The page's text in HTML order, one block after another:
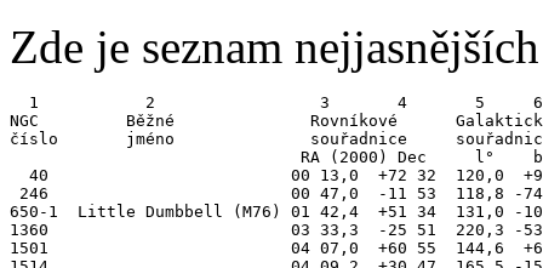
Zde je seznam
1           2                 3       4       5
NGC         Běžné              Rovníkové
číslo       jméno              souřadnice
RA (2000) Dec     l°
40                         00 13,0  +72 32  120,0
246                         00 47,0  -11 53  118,8 -
650-1  Little Dumbbell (M76) 01 42,4  +51 34  131,0
1360                         03 33,3  -25 51  220,3 -
1501                         04 07,0  +60 55  144,6  +6,6